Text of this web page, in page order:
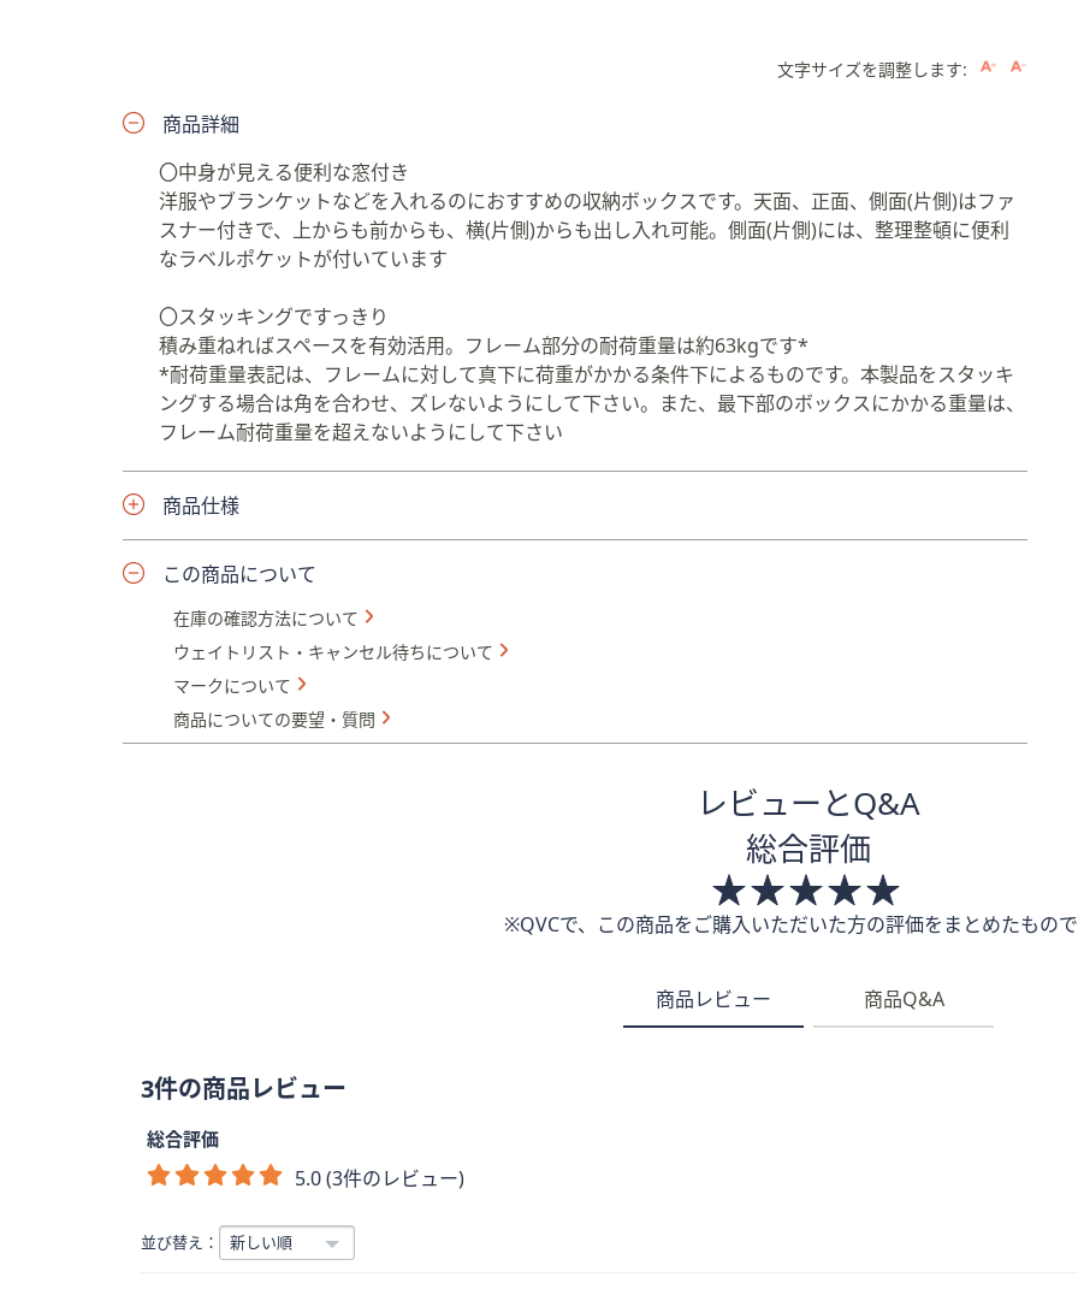
文字サイズを調整します:
商品詳細
〇中身が見える便利な窓付き
洋服やブランケットなどを入れるのにおすすめの収納ボックスです。天面、正面、側面(片側)はファ
スナー付きで、上からも前からも、横(片側)からも出し入れ可能。側面(片側)には、整理整頓に便利
なラベルポケットが付いています
〇スタッキングですっきり
積み重ねればスペースを有効活用。フレーム部分の耐荷重量は約63kgです*
*耐荷重量表記は、フレームに対して真下に荷重がかかる条件下によるものです。本製品をスタッキ
ングする場合は角を合わせ、ズレないようにして下さい。また、最下部のボックスにかかる重量は、
フレーム耐荷重量を超えないようにして下さい
商品仕様
この商品について
在庫の確認方法について
ウェイトリスト・キャンセル待ちについて
マークについて
商品についての要望・質問
レビューとQ&A
総合評価
※QVCで、この商品をご購入いただいた方の評価をまとめたもの
商品レビュー 商品Q&A
3件の商品レビュー
総合評価
5.0 (3件のレビュー)
並び替え：